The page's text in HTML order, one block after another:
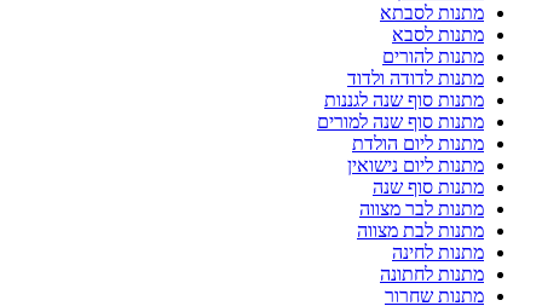
מתנות לסבתא
מתנות לסבא
מתנות להורים
מתנות לדודה ולדוד
מתנות סוף שנה לגננות
מתנות סוף שנה למורים
מתנות ליום הולדת
מתנות ליום נישואין
מתנות סוף שנה
מתנות לבר מצווה
מתנות לבת מצווה
מתנות לחינה
מתנות לחתונה
מתנות שחרור